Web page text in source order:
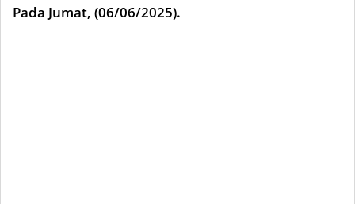
Pada Jumat, (06/06/2025).